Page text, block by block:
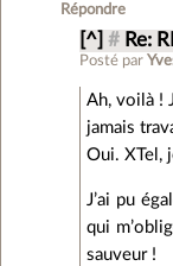
Répondre
[^] # Re:
Posté par
Ah, voilà !
jamais
Oui. XTel,
J’ai pu
qui
sauveur !